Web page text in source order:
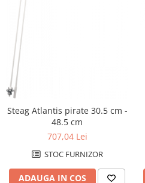
Steag Atlantis pirate 30.5 cm -
48.5 cm
707,04 Lei
STOC FURNIZOR
ADAUGA IN COS